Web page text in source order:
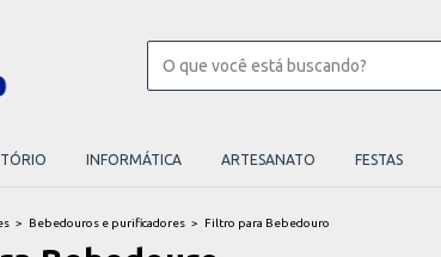
INFORMÁTICA ARTESANATO FESTAS
> Bebedouros e purificadores > Filtro para Bebedouro